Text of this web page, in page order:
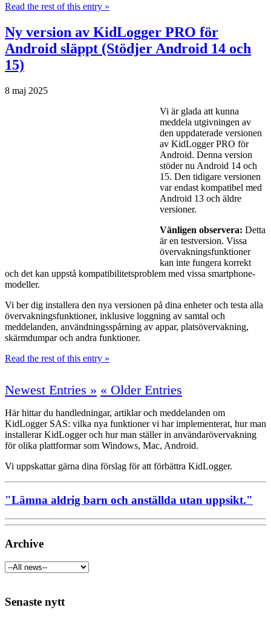
Read the rest of this entry »
Ny version av KidLogger PRO för
Android släppt (Stödjer Android 14 och
15)
8 maj 2025
Vi är glada att kunna
meddela utgivningen av
den uppdaterade versionen
av KidLogger PRO för
Android. Denna version
stöder nu Android 14 och
15. Den tidigare versionen
var endast kompatibel med
Android 13 och äldre
versioner.
Vänligen observera: Detta
är en testversion. Vissa
övervakningsfunktioner
kan inte fungera korrekt
och det kan uppstå kompatibilitetsproblem med vissa smartphone-
modeller.
Vi ber dig installera den nya versionen på dina enheter och testa alla
övervakningsfunktioner, inklusive loggning av samtal och
meddelanden, användningsspårning av appar, platsövervakning,
skärmdumpar och andra funktioner.
Read the rest of this entry »
Newest Entries » « Older Entries
Här hittar du handledningar, artiklar och meddelanden om
KidLogger SAS: vilka nya funktioner vi har implementerat, hur man
installerar KidLogger och hur man ställer in användarövervakning
för olika plattformar som Windows, Mac, Android.
Vi uppskattar gärna dina förslag för att förbättra KidLogger.
"Lämna aldrig barn och anställda utan uppsikt."
Archive
Senaste nytt